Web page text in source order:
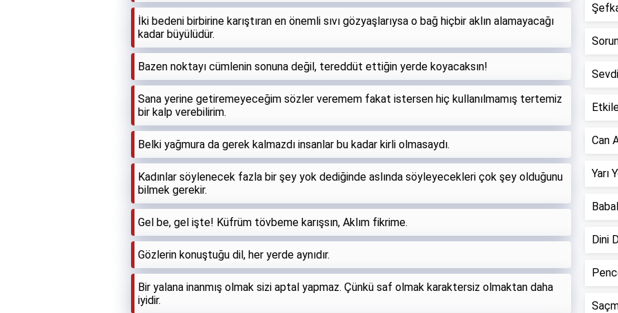
İki bedeni birbirine karıştıran en önemli sıvı gözyaşlarıysa o bağ hiçbir aklın alamayacağı
kadar büyülüdür.
Bazen noktayı cümlenin sonuna değil, tereddüt ettiğin yerde koyacaksın!
Sana yerine getiremeyeceğim sözler veremem fakat istersen hiç kullanılmamış tertemiz
bir kalp verebilirim.
Belki yağmura da gerek kalmazdı insanlar bu kadar kirli olmasaydı.
Kadınlar söylenecek fazla bir şey yok dediğinde aslında söyleyecekleri çok şey olduğunu
bilmek gerekir.
Gel be, gel işte! Küfrüm tövbeme karışsın, Aklım fikrime.
Gözlerin konuştuğu dil, her yerde aynıdır.
Bir yalana inanmış olmak sizi aptal yapmaz. Çünkü saf olmak karaktersiz olmaktan daha
iyidir.
Can
Yarı
Dini